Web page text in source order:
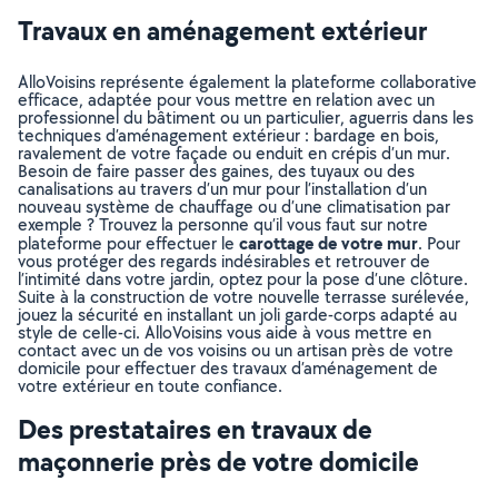
Travaux en aménagement extérieur
AlloVoisins représente également la plateforme collaborative
efficace, adaptée pour vous mettre en relation avec un
professionnel du bâtiment ou un particulier, aguerris dans les
techniques d’aménagement extérieur : bardage en bois,
ravalement de votre façade ou enduit en crépis d’un mur.
Besoin de faire passer des gaines, des tuyaux ou des
canalisations au travers d’un mur pour l’installation d’un
nouveau système de chauffage ou d’une climatisation par
exemple ? Trouvez la personne qu’il vous faut sur notre
plateforme pour effectuer le carottage de votre mur. Pour
vous protéger des regards indésirables et retrouver de
l’intimité dans votre jardin, optez pour la pose d’une clôture.
Suite à la construction de votre nouvelle terrasse surélevée,
jouez la sécurité en installant un joli garde-corps adapté au
style de celle-ci. AlloVoisins vous aide à vous mettre en
contact avec un de vos voisins ou un artisan près de votre
domicile pour effectuer des travaux d’aménagement de
votre extérieur en toute confiance.
Des prestataires en travaux de
maçonnerie près de votre domicile